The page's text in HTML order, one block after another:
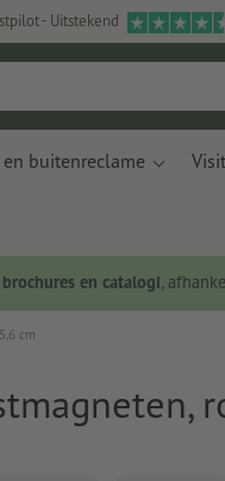
- Uitstekend
buitenreclame
en catalogi,
cm